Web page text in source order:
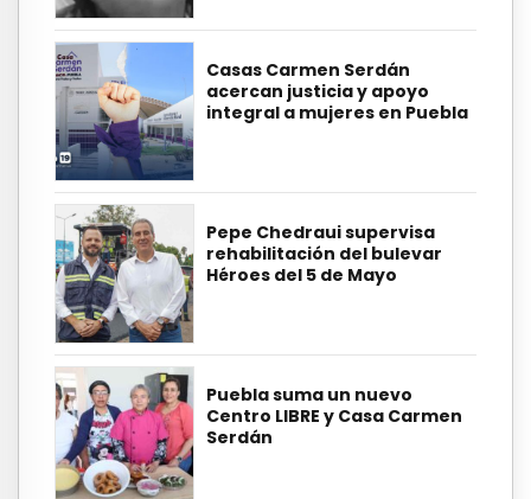
Casas Carmen Serdán
acercan justicia y apoyo
integral a mujeres en Puebla
Pepe Chedraui supervisa
rehabilitación del bulevar
Héroes del 5 de Mayo
Puebla suma un nuevo
Centro LIBRE y Casa Carmen
Serdán